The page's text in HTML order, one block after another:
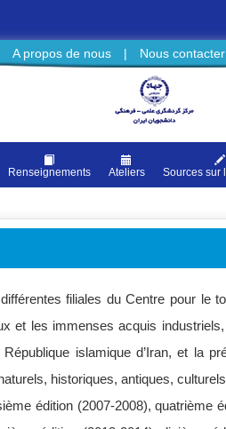
A propos de nous | Nous contacter
Renseignements Ateliers Sources sur
filiales du Centre pour le
et les immenses acquis
islamique d’Iran, et la
historiques, antiques,
édition (2007-2008),